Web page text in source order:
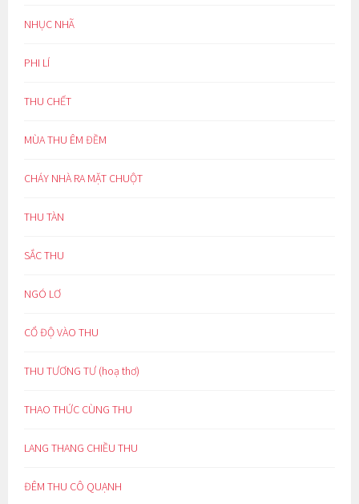
NHỤC NHÃ
PHI LÍ
THU CHẾT
MÙA THU ÊM ĐỀM
CHÁY NHÀ RA MẶT CHUỘT
THU TÀN
SẮC THU
NGÓ LƠ
CỔ ĐỘ VÀO THU
THU TƯƠNG TƯ (hoạ thơ)
THAO THỨC CÙNG THU
LANG THANG CHIỀU THU
ĐÊM THU CÔ QUẠNH